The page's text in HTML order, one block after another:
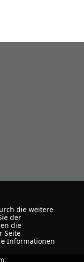
die weitere
der
die
Seite
Informationen
.